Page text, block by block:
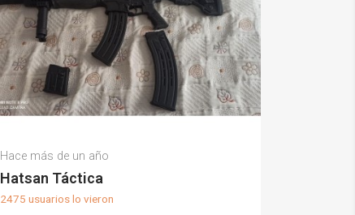
Francisco P.
Hace más de un año
Hatsan Táctica
2475 usuarios lo vieron